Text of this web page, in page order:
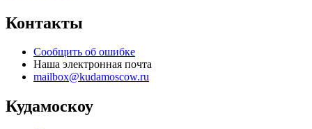
Контакты
Сообщить об ошибке
Наша электронная почта
mailbox@kudamoscow.ru
Кудамоскоу